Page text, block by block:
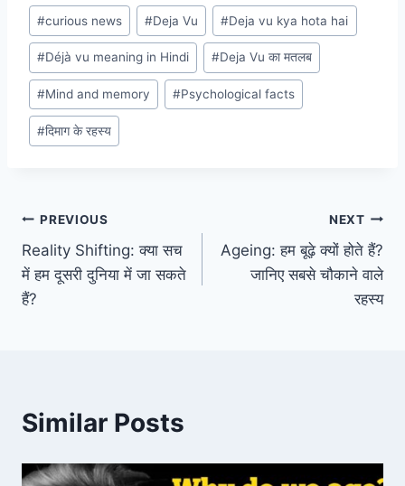
Post
Tags:
#curious news #Deja Vu #Deja vu kya hota hai
#Déjà vu meaning in Hindi #Deja Vu का मतलब
#Mind and memory #Psychological facts
#दिमाग के रहस्य
Post
navigation
PREVIOUS
Reality Shifting: क्या सच
में हम दूसरी दुनिया में जा सकते
हैं?
NEXT
Ageing: हम बूढ़े क्यों होते हैं?
जानिए सबसे चौकाने वाले
रहस्य
Similar Posts